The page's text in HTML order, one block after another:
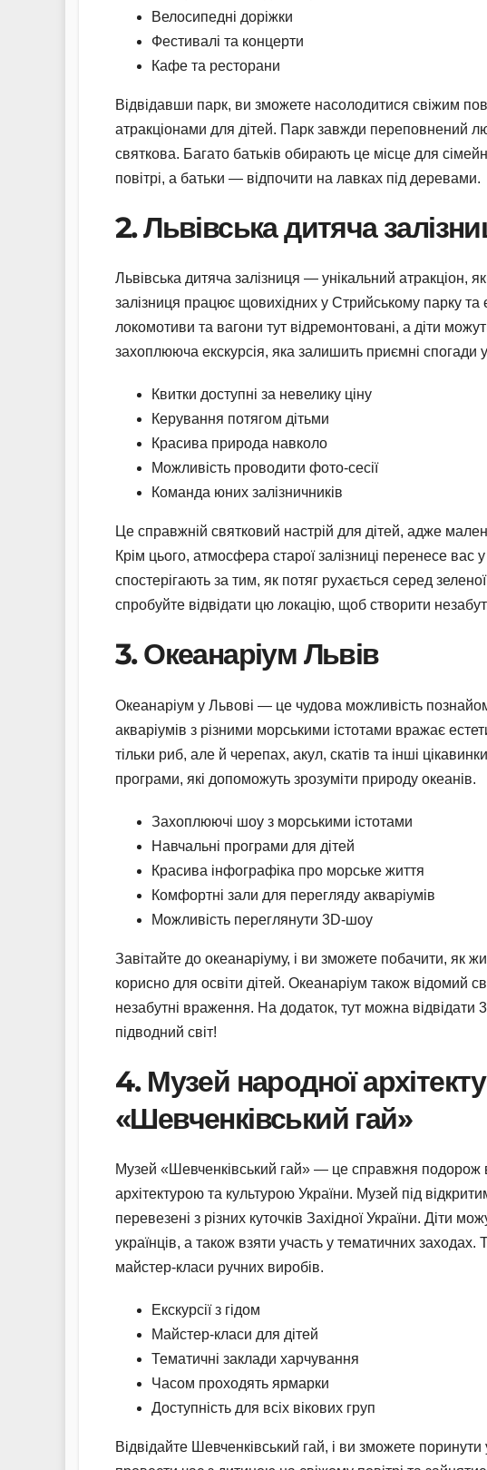
Велосипедні доріжки
Фестивалі та концерти
Кафе та ресторани
Відвідавши парк, ви зможете насолодитися свіжим
атракціонами для дітей. Парк завжди переповнений
святкова. Багато батьків обирають це місце для
повітрі, а батьки — відпочити на лавках під деревами.
2. Львівська дитяча
Львівська дитяча залізниця — унікальний атракціон,
залізниця працює щовихідних у Стрийському парку та
локомотиви та вагони тут відремонтовані, а діти
захоплююча екскурсія, яка залишить приємні спогади
Квитки доступні за невелику ціну
Керування потягом дітьми
Красива природа навколо
Можливість проводити фото-сесії
Команда юних залізничників
Це справжній святковий настрій для дітей, адже
Крім цього, атмосфера старої залізниці перенесе вас
спостерігають за тим, як потяг рухається серед
спробуйте відвідати цю локацію, щоб створити
3. Океанаріум Львів
Океанаріум у Львові — це чудова можливість
акваріумів з різними морськими істотами вражає
тільки риб, але й черепах, акул, скатів та інші
програми, які допоможуть зрозуміти природу океанів.
Захоплюючі шоу з морськими істотами
Навчальні програми для дітей
Красива інфографіка про морське життя
Комфортні зали для перегляду акваріумів
Можливість переглянути 3D-шоу
Завітайте до океанаріуму, і ви зможете побачити, як
корисно для освіти дітей. Океанаріум також відомий
незабутні враження. На додаток, тут можна
підводний світ!
4. Музей народної
«Шевченківський гай»
Музей «Шевченківський гай» — це справжня подорож
архітектурою та культурою України. Музей під
перевезені з різних куточків Західної України. Діти
українців, а також взяти участь у тематичних
майстер-класи ручних виробів.
Екскурсії з гідом
Майстер-класи для дітей
Тематичні заклади харчування
Часом проходять ярмарки
Доступність для всіх вікових груп
Відвідайте Шевченківський гай, і ви зможете